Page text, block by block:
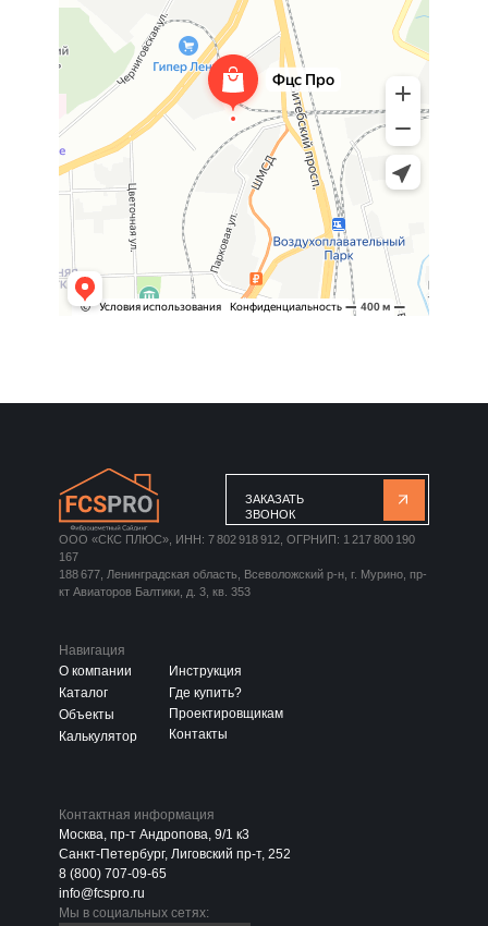
Навигация
О компании
Каталог
Объекты
Калькулятор
Инструкция
Где купить?
Проектировщикам
Контакты
Контактная информация
Москва, пр-т Андропова, 9/1 к3
Санкт-Петербург, Лиговский пр-т, 252
8 (800) 707-09-65
info@fcspro.ru
Мы в социальных сетях:
ЗАКАЗАТЬ
ЗВОНОК
ООО «СКС ПЛЮС», ИНН: 7 802 918 912, ОГРНИП: 1 217 800 190
167
188 677, Ленинградская область, Всеволожский р-н, г. Мурино, пр-
кт Авиаторов Балтики, д. 3, кв. 353